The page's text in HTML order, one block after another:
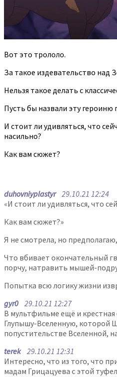
Вот это трололо.
За такое издевательство над
Нельзя такое делать с
Пусть бы назвали эту героиню
И стоит ли удивляться, что
насильно?
Как вам сюжет?
duhovniyplastyr29.10.21 12:24
«И стоит ли удивляться, что
Как вам сюжет?»
Я не смотрела, но
Что вбивает окончательный
порчу, натравить мышей-
Попытка всю логику жизни
gyr0 29.10.21 12:27
В мультфильме ещё и
Глупышу-Вселенную, которой
попустительстве Вселенной,
terek29.10.21 12:31
Интересно, что из того, что
мадам Грицацуева с этой